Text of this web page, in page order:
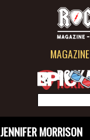
MAGAZINE
JENNIFER MORRISON